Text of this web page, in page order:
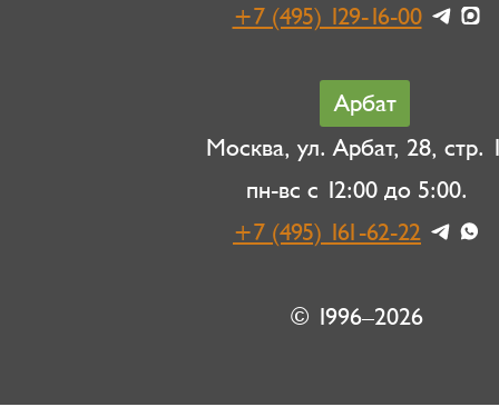
+7 (495) 129-16-00
Арбат
Москва, ул. Арбат, 28, стр.
пн-вс с 12:00 до 5:00.
+7 (495) 161-62-22
© 1996–2026